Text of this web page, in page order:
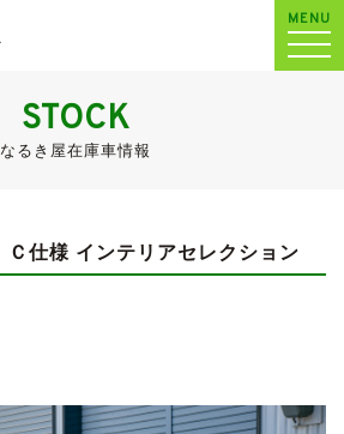
MENU
STOCK
なるき屋在庫車情報
Ｃ仕様 インテリアセレクション